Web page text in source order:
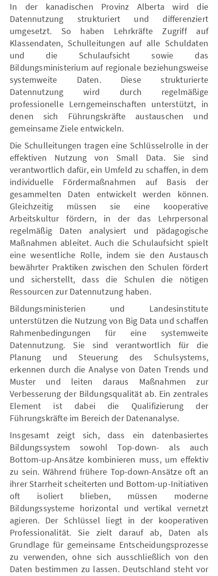
In der kanadischen Provinz Alberta wird die
Datennutzung strukturiert und differenziert
umgesetzt. So haben Lehrkräfte Zugriff auf
Klassendaten, Schulleitungen auf alle Schuldaten
und die Schulaufsicht sowie das
Bildungsministerium auf regionale beziehungsweise
systemweite Daten. Diese strukturierte
Datennutzung wird durch regelmäßige
professionelle Lerngemeinschaften unterstützt, in
denen sich Führungskräfte austauschen und
gemeinsame Ziele entwickeln.
Die Schulleitungen tragen eine Schlüsselrolle in der
effektiven Nutzung von Small Data. Sie sind
verantwortlich dafür, ein Umfeld zu schaffen, in dem
individuelle Fördermaßnahmen auf Basis der
gesammelten Daten entwickelt werden können.
Gleichzeitig müssen sie eine kooperative
Arbeitskultur fördern, in der das Lehrpersonal
regelmäßig Daten analysiert und pädagogische
Maßnahmen ableitet. Auch die Schulaufsicht spielt
eine wesentliche Rolle, indem sie den Austausch
bewährter Praktiken zwischen den Schulen fördert
und sicherstellt, dass die Schulen die nötigen
Ressourcen zur Datennutzung haben.
Bildungsministerien und Landesinstitute
unterstützen die Nutzung von Big Data und schaffen
Rahmenbedingungen für eine systemweite
Datennutzung. Sie sind verantwortlich für die
Planung und Steuerung des Schulsystems,
erkennen durch die Analyse von Daten Trends und
Muster und leiten daraus Maßnahmen zur
Verbesserung der Bildungsqualität ab. Ein zentrales
Element ist dabei die Qualifizierung der
Führungskräfte im Bereich der Datenanalyse.
Insgesamt zeigt sich, dass ein datenbasiertes
Bildungssystem sowohl Top-down- als auch
Bottom-up-Ansätze kombinieren muss, um effektiv
zu sein. Während frühere Top-down-Ansätze oft an
ihrer Starrheit scheiterten und Bottom-up-Initiativen
oft isoliert blieben, müssen moderne
Bildungssysteme horizontal und vertikal vernetzt
agieren. Der Schlüssel liegt in der kooperativen
Professionalität. Sie zielt darauf ab, Daten als
Grundlage für gemeinsame Entscheidungsprozesse
zu verwenden, ohne sich ausschließlich von den
Daten bestimmen zu lassen. Deutschland steht vor